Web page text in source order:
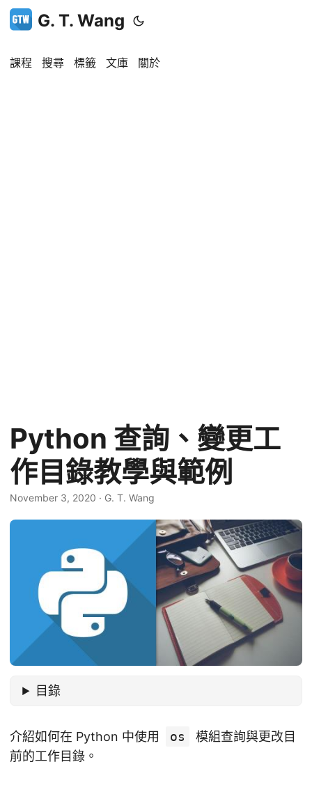
G. T. Wang
課程 搜尋 標籤 文庫 關於
Python 查詢、變更工
作目錄教學與範例
November 3, 2020 · G. T. Wang
目錄
介紹如何在 Python 中使用 os
模組查詢與更改目
前的工作目錄。